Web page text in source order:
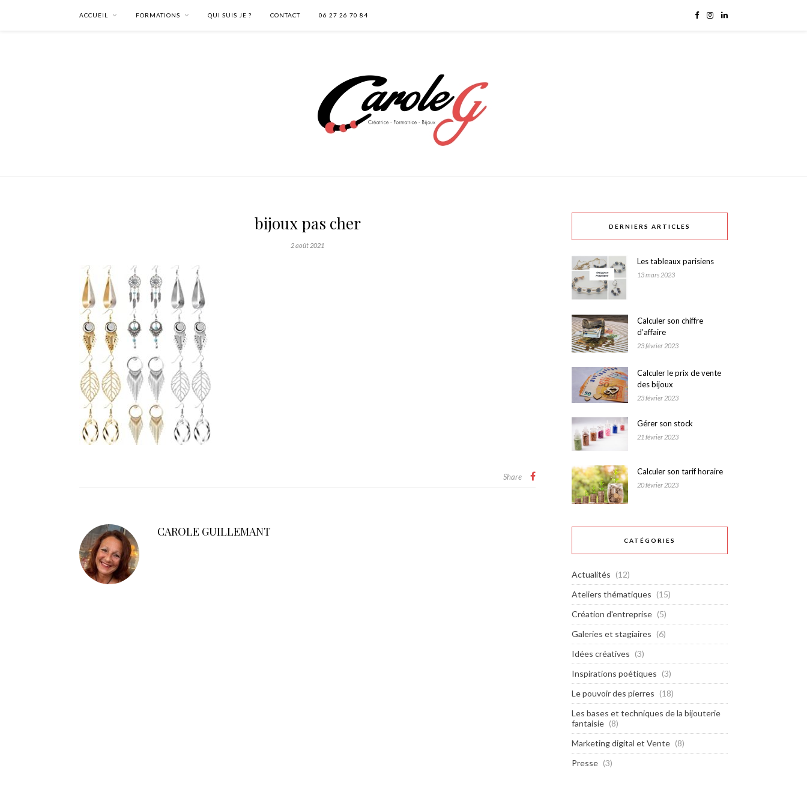
ACCUEIL FORMATIONS QUI SUIS JE ? CONTACT 06 27 26 70 84
bijoux pas cher
2 août 2021
Share
CAROLE GUILLEMANT
DERNIERS ARTICLES
Les tableaux parisiens
13 mars 2023
Calculer son chiffre
d’affaire
23 février 2023
Calculer le prix de vente
des bijoux
23 février 2023
Gérer son stock
21 février 2023
Calculer son tarif horaire
20 février 2023
CATÉGORIES
Actualités (12)
Ateliers thématiques (15)
Création d'entreprise (5)
Galeries et stagiaires (6)
Idées créatives (3)
Inspirations poétiques (3)
Le pouvoir des pierres (18)
Les bases et techniques de la bijouterie
fantaisie (8)
Marketing digital et Vente (8)
Presse (3)